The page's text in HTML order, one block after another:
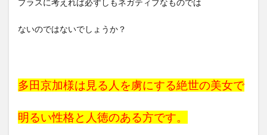
プラスに考えれば必ずしもネガティブなものでは
ないのではないでしょうか？
多田京加様は見る人を虜にする絶世の美女で
明るい性格と人徳のある方です。